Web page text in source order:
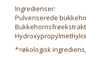
Ingredienser:
Pulveriserede
*=økologisk